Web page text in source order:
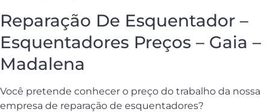
Reparação De Esquentador –
Esquentadores Preços – Gaia –
Madalena
Você pretende conhecer o preço do trabalho da nossa
empresa de reparação de esquentadores?